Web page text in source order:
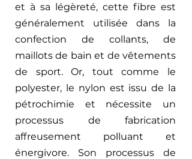
et à sa légèreté, cette fibre est
généralement utilisée dans la
confection de collants, de
maillots de bain et de vêtements
de sport. Or, tout comme le
polyester, le nylon est issu de la
pétrochimie et nécessite un
processus de fabrication
affreusement polluant et
énergivore. Son processus de